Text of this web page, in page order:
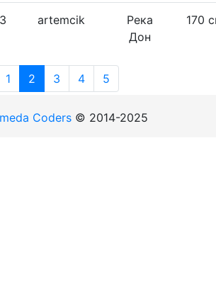
artemcik
Река
Дон
170
1 2 3 4 5
Coders © 2014-2025